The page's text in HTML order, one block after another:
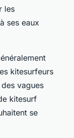
les
ses eaux
kitesurfeurs
vagues
kitesurf
se